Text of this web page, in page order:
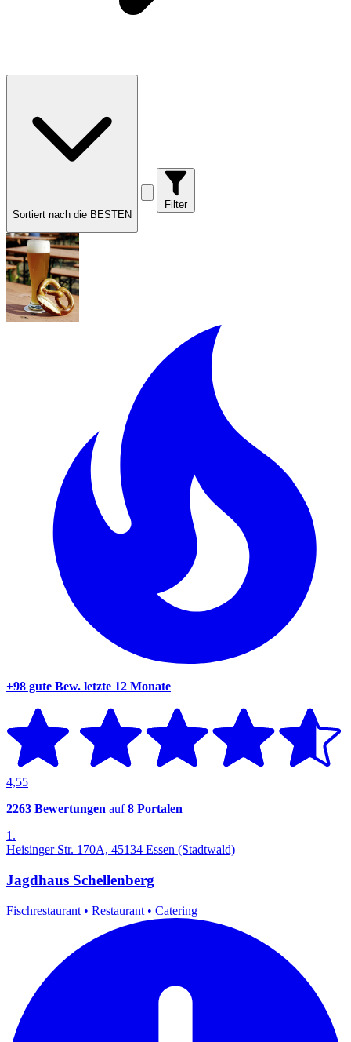
Sortiert nach die BESTEN
Filter
+98 gute Bew. letzte 12 Monate
4,55
2263 Bewertungen auf8 Portalen
1.
Heisinger Str. 170A, 45134 Essen (Stadtwald)
Jagdhaus Schellenberg
Fischrestaurant • Restaurant • Catering